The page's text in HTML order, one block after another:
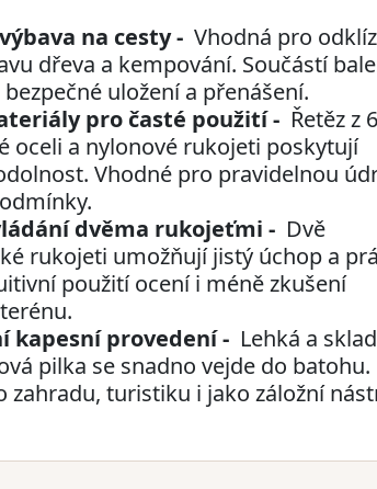
na cesty - Vhodná pro
dřeva a kempování. Součástí
uložení a přenášení.
pro časté použití - Řetěz z
oceli a nylonové rukojeti poskytují
Vhodné pro pravidelnou
dvěma rukojeťmi - Dvě
rukojeti umožňují jistý úchop a
použití ocení i méně zkušení
kapesní provedení - Lehká a
pilka se snadno vejde do batohu.
zahradu, turistiku i jako záložní